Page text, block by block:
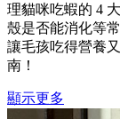
理貓咪吃蝦的 4
殼是否能消化等
讓毛孩吃得營養
南！
顯示更多